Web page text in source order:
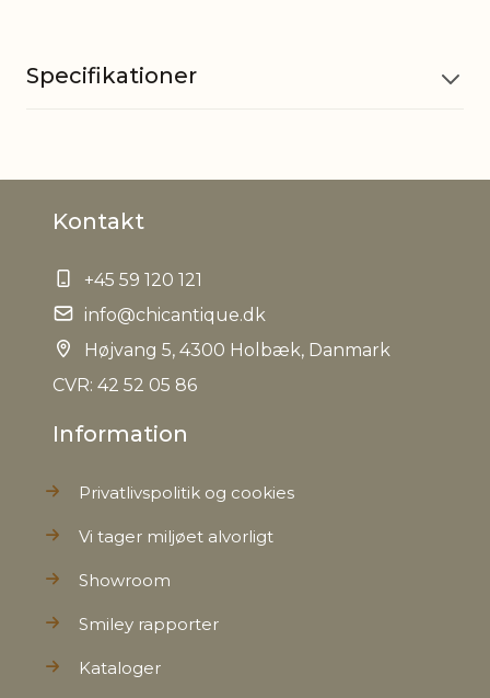
Specifikationer
EAN
Tariffnumber
Bruttovægt 0,020 kg
Kontakt
+45 59 120 121
info@chicantique.dk
Højvang 5, 4300 Holbæk, Danmark
CVR: 42 52 05 86
Information
Privatlivspolitik og cookies
Vi tager miljøet alvorligt
Showroom
Smiley rapporter
Kataloger